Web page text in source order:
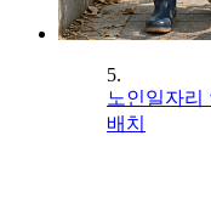
5.
노인일자리
배치